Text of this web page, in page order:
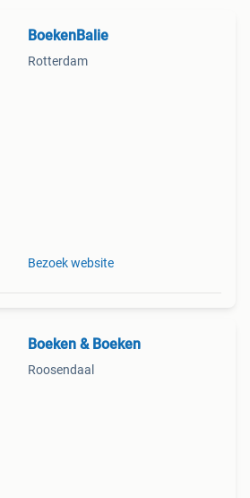
BoekenBalie
Rotterdam
Bezoek website
Boeken & Boeken
Roosendaal